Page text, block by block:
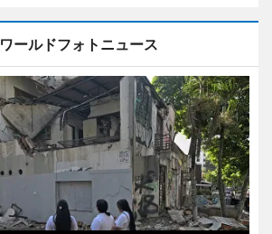
ワールドフォトニュース